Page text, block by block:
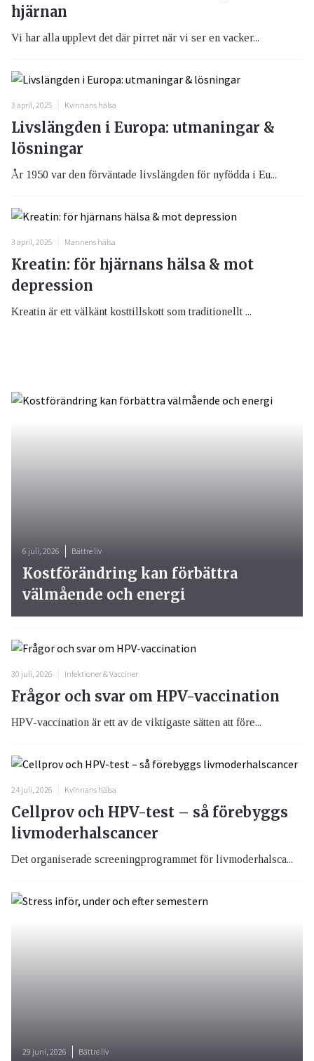
hjärnan
Vi har alla upplevt det där pirret när vi ser en vacker...
3 april, 2025 Kvinnans hälsa
Livslängden i Europa: utmaningar &
lösningar
År 1950 var den förväntade livslängden för nyfödda i Eu...
3 april, 2025 Mannens hälsa
Kreatin: för hjärnans hälsa & mot
depression
Kreatin är ett välkänt kosttillskott som traditionellt ...
30 juli, 2026 Infektioner & Vacciner
Frågor och svar om HPV-vaccination
HPV-vaccination är ett av de viktigaste sätten att före...
24 juli, 2026 Kvinnans hälsa
Cellprov och HPV-test – så förebyggs
livmoderhalscancer
Det organiserade screeningprogrammet för livmoderhalsca...
6 juli, 2026 Bättre liv
Kostförändring kan förbättra
välmående och energi
29 juni, 2026 Bättre liv